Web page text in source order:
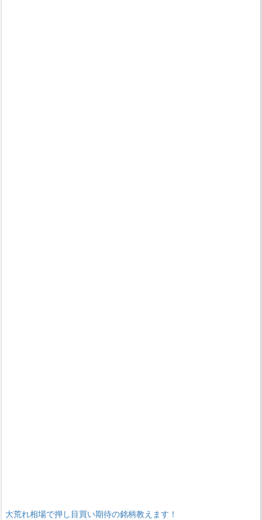
大荒れ相場で押し目買い期待の銘柄教えます！